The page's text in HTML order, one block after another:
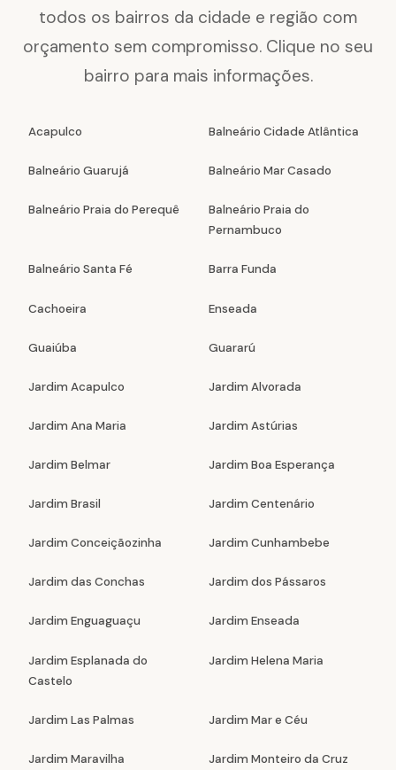
todos os bairros da cidade e região com
orçamento sem compromisso. Clique no seu
bairro para mais informações.
Acapulco Balneário Cidade Atlântica
Balneário Guarujá Balneário Mar Casado
Balneário Praia do Perequê
Balneário Praia do
Pernambuco
Balneário Santa Fé Barra Funda
Cachoeira Enseada
Guaiúba Guararú
Jardim Acapulco Jardim Alvorada
Jardim Ana Maria Jardim Astúrias
Jardim Belmar Jardim Boa Esperança
Jardim Brasil Jardim Centenário
Jardim Conceiçãozinha Jardim Cunhambebe
Jardim das Conchas Jardim dos Pássaros
Jardim Enguaguaçu Jardim Enseada
Jardim Esplanada do
Castelo
Jardim Helena Maria
Jardim Las Palmas Jardim Mar e Céu
Jardim Maravilha Jardim Monteiro da Cruz